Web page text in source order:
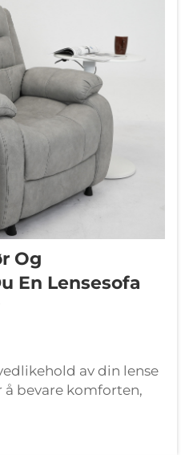
Og
En Lensesofa
av din lense
å bevare komforten,
over flere år
representerer en
ditt livsrom, og